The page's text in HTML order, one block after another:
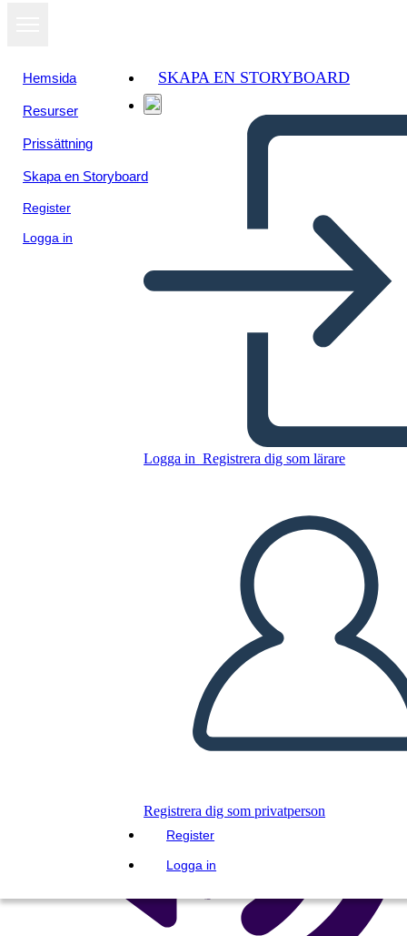
Hemsida
Resurser
Prissättning
Skapa en Storyboard
Register
Logga in
SKAPA EN STORYBOARD
Logga in Registrera dig som lärare
Registrera dig som privatperson
Register
Logga in
ג'פרסון הנשיאות
SKAPA EN STORYBOARD
SPELA UPP BILDSPEL
LÄS FÖR MIG